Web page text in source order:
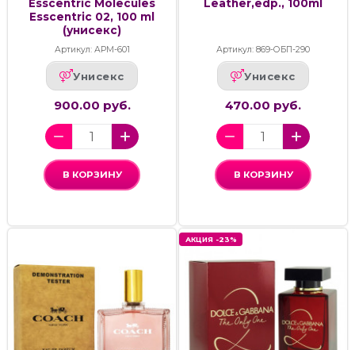
Esscentric Molecules
Esscentric 02, 100 ml
(унисекс)
Артикул: АРМ-601
Унисекс
900.00 руб.
В КОРЗИНУ
Leather,edp., 100ml
Артикул: 869-ОБП-290
Унисекс
470.00 руб.
В КОРЗИНУ
АКЦИЯ -23%